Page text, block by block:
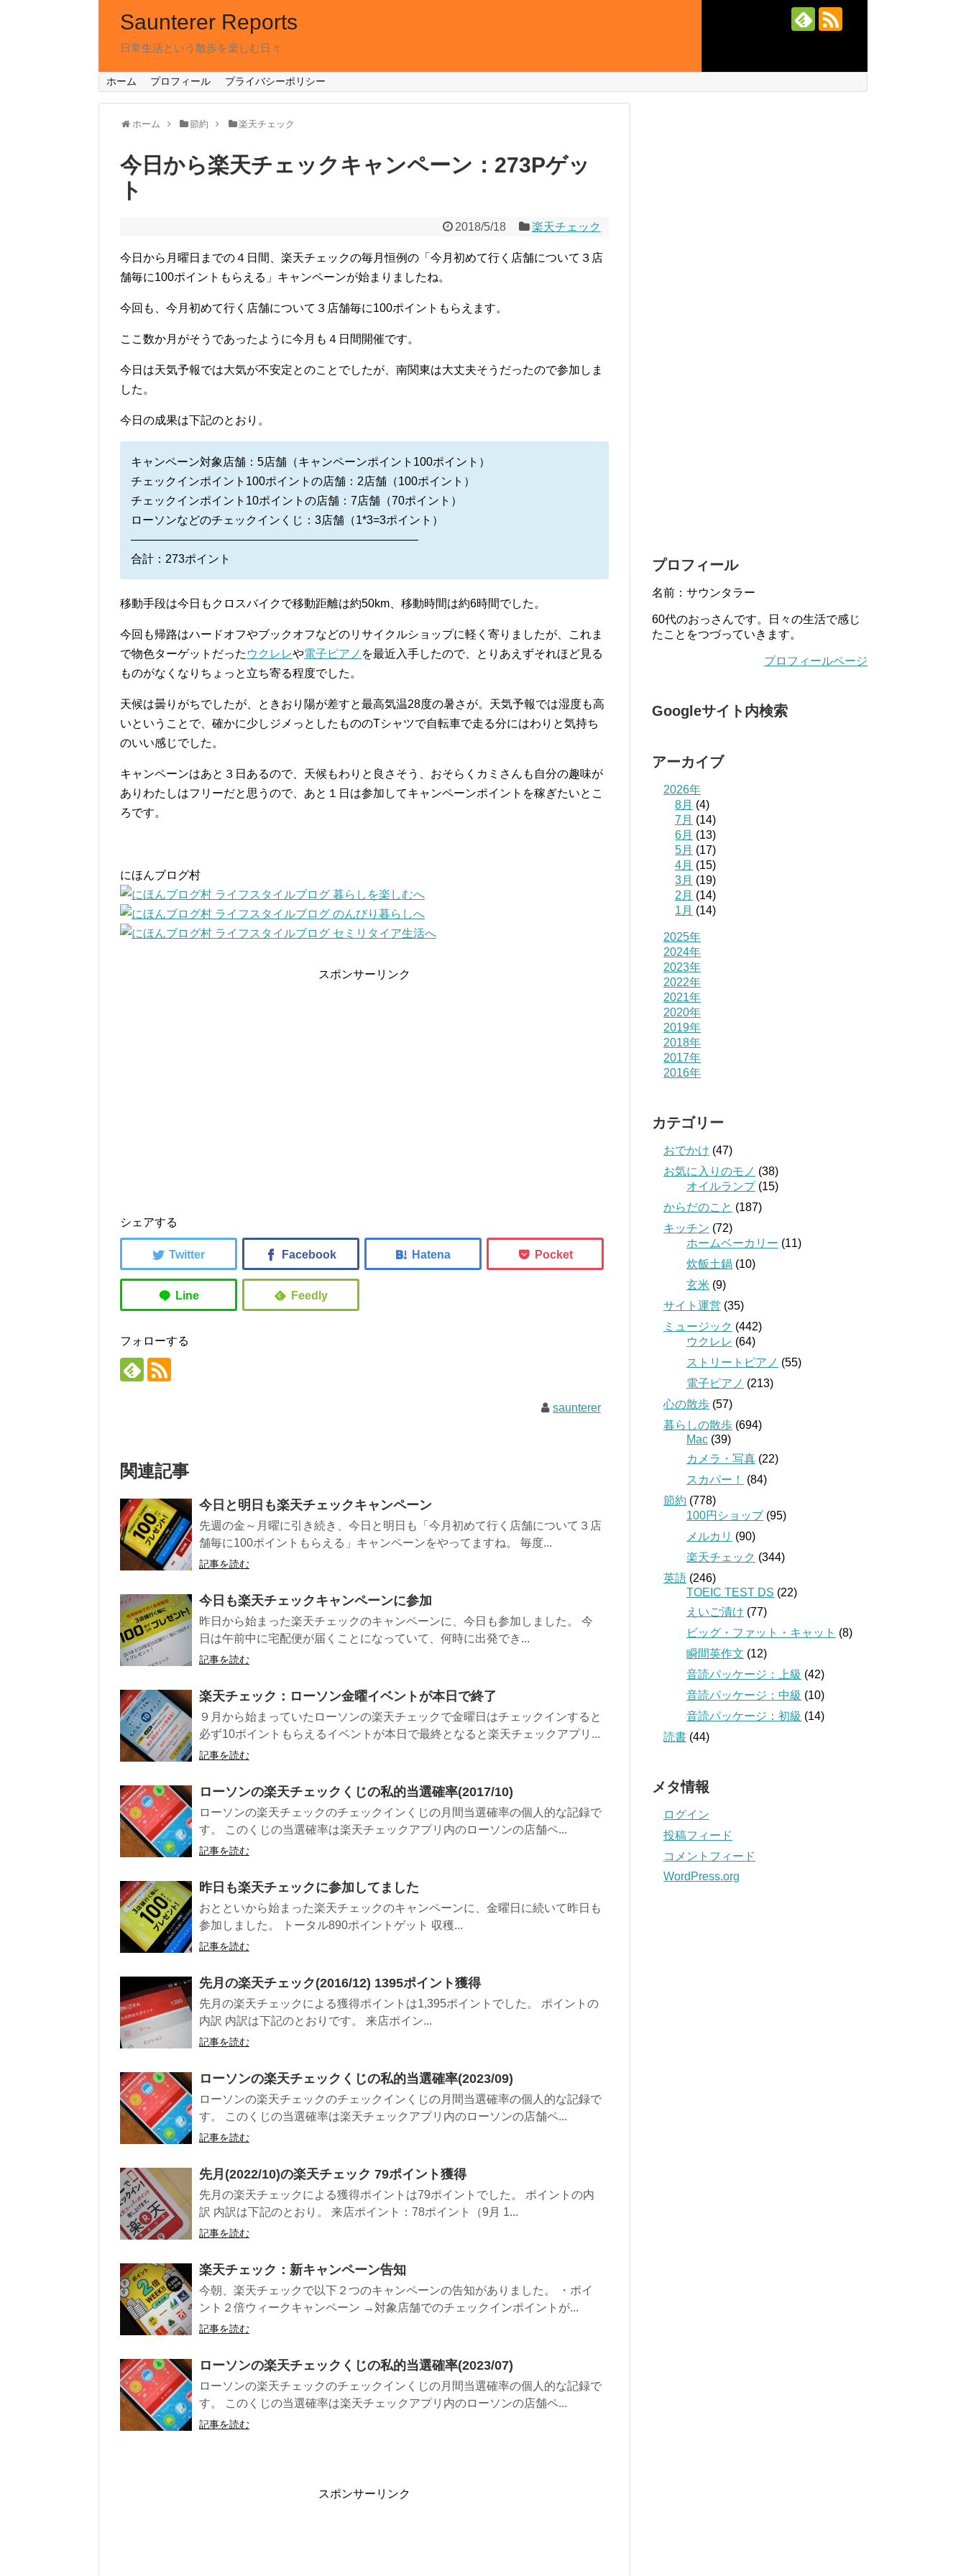
Saunterer Reports
日常生活という散歩を楽しむ日々
ホーム プロフィール プライバシーポリシー
ホーム 節約 楽天チェック
今日から楽天チェックキャンペーン：273Pゲッ
ト
2018/5/18 楽天チェック
今日から月曜日までの４日間、楽天チェックの毎月恒例の「今月初めて行く店舗について３店
舗毎に100ポイントもらえる」キャンペーンが始まりましたね。
今回も、今月初めて行く店舗について３店舗毎に100ポイントもらえます。
ここ数か月がそうであったように今月も４日間開催です。
今日は天気予報では大気が不安定とのことでしたが、南関東は大丈夫そうだったので参加しま
した。
今日の成果は下記のとおり。
キャンペーン対象店舗：5店舗（キャンペーンポイント100ポイント）
チェックインポイント100ポイントの店舗：2店舗（100ポイント）
チェックインポイント10ポイントの店舗：7店舗（70ポイント）
ローソンなどのチェックインくじ：3店舗（1*3=3ポイント）
—————————————————————————
合計：273ポイント
移動手段は今日もクロスバイクで移動距離は約50km、移動時間は約6時間でした。
今回も帰路はハードオフやブックオフなどのリサイクルショップに軽く寄りましたが、これま
で物色ターゲットだった ウクレレや電子ピアノ を最近入手したので、とりあえずそれほど見る
ものがなくなりちょっと立ち寄る程度でした。
天候は曇りがちでしたが、ときおり陽が差すと最高気温28度の暑さが。天気予報では湿度も高
いということで、確かに少しジメっとしたもののTシャツで自転車で走る分にはわりと気持ち
のいい感じでした。
キャンペーンはあと３日あるので、天候もわりと良さそう、おそらくカミさんも自分の趣味が
ありわたしはフリーだと思うので、あと１日は参加してキャンペーンポイントを稼ぎたいとこ
ろです。
にほんブログ村
スポンサーリンク
シェアする
フォローする
saunterer
関連記事
今日と明日も楽天チェックキャンペーン
先週の金～月曜に引き続き、今日と明日も「今月初めて行く店舗について３店
舗毎に100ポイントもらえる」キャンペーンをやってますね。 毎度...
記事を読む
今日も楽天チェックキャンペーンに参加
昨日から始まった楽天チェックのキャンペーンに、今日も参加しました。 今
日は午前中に宅配便が届くことになっていて、何時に出発でき...
記事を読む
楽天チェック：ローソン金曜イベントが本日で終了
９月から始まっていたローソンの楽天チェックで金曜日はチェックインすると
必ず10ポイントもらえるイベントが本日で最終となると楽天チェックアプリ...
記事を読む
ローソンの楽天チェックくじの私的当選確率(2017/10)
ローソンの楽天チェックのチェックインくじの月間当選確率の個人的な記録で
す。 このくじの当選確率は楽天チェックアプリ内のローソンの店舗ペ...
記事を読む
昨日も楽天チェックに参加してました
おとといから始まった楽天チェックのキャンペーンに、金曜日に続いて昨日も
参加しました。 トータル890ポイントゲット 収穫...
記事を読む
先月の楽天チェック(2016/12) 1395ポイント獲得
先月の楽天チェックによる獲得ポイントは1,395ポイントでした。 ポイントの
内訳 内訳は下記のとおりです。 来店ポイン...
記事を読む
ローソンの楽天チェックくじの私的当選確率(2023/09)
ローソンの楽天チェックのチェックインくじの月間当選確率の個人的な記録で
す。 このくじの当選確率は楽天チェックアプリ内のローソンの店舗ペ...
記事を読む
先月(2022/10)の楽天チェック 79ポイント獲得
先月の楽天チェックによる獲得ポイントは79ポイントでした。 ポイントの内
訳 内訳は下記のとおり。 来店ポイント：78ポイント（9月 1...
記事を読む
楽天チェック：新キャンペーン告知
今朝、楽天チェックで以下２つのキャンペーンの告知がありました。 ・ポイ
ント２倍ウィークキャンペーン →対象店舗でのチェックインポイントが...
記事を読む
ローソンの楽天チェックくじの私的当選確率(2023/07)
ローソンの楽天チェックのチェックインくじの月間当選確率の個人的な記録で
す。 このくじの当選確率は楽天チェックアプリ内のローソンの店舗ペ...
記事を読む
スポンサーリンク
プロフィール
名前：サウンタラー
60代のおっさんです。日々の生活で感じ
たことをつづっていきます。
プロフィールページ
Googleサイト内検索
アーカイブ
2026年
8月 (4)
7月 (14)
6月 (13)
5月 (17)
4月 (15)
3月 (19)
2月 (14)
1月 (14)
2025年
2024年
2023年
2022年
2021年
2020年
2019年
2018年
2017年
2016年
カテゴリー
おでかけ (47)
お気に入りのモノ (38)
オイルランプ(15)
からだのこと (187)
キッチン (72)
ホームベーカリー (11)
炊飯土鍋 (10)
玄米 (9)
サイト運営 (35)
ミュージック (442)
ウクレレ (64)
ストリートピアノ (55)
電子ピアノ (213)
心の散歩 (57)
暮らしの散歩 (694)
Mac (39)
カメラ・写真 (22)
スカパー！
(84)
節約 (778)
100円ショップ(95)
メルカリ (90)
楽天チェック (344)
英語 (246)
TOEIC TEST DS (22)
えいご漬け (77)
ビッグ・ファット・キャット (8)
瞬間英作文 (12)
音読パッケージ：上級 (42)
音読パッケージ：中級 (10)
音読パッケージ：初級 (14)
読書 (44)
メタ情報
ログイン
投稿フィード
コメントフィード
WordPress.org